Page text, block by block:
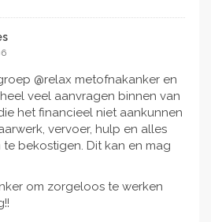
@relax metofnakanker en
veel aanvragen binnen van
het financieel niet aankunnen
vervoer, hulp en alles
bekostigen. Dit kan en mag
om zorgeloos te werken